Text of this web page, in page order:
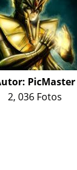
PicMaster
2, 036 Fotos